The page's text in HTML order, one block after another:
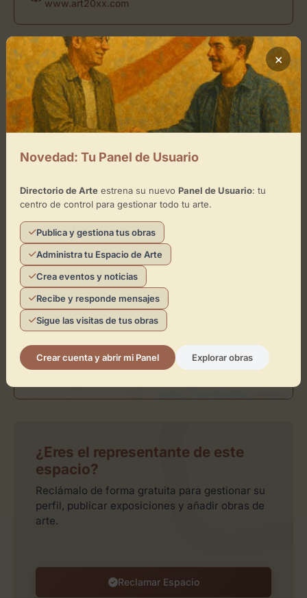
www.art20xx.com
Ubicación de Galería de Arte Luis
Burgos
Cómo llegar
×
+
Toca el mapa para interactuar
Activar Mapa
¿Eres el representante de este
espacio?
Reclámalo de forma gratuita para gestionar su
perfil, publicar exposiciones y añadir obras de
arte.
Reclamar Espacio
×
Novedad: Tu Panel de Usuario
Directorio de Arteestrena su nuevo Panel de Usuario: tu
centro de control para gestionar todo tu arte.
Publica y gestiona tus obras
Administra tu Espacio de Arte
Crea eventos y noticias
Recibe y responde mensajes
Sigue las visitas de tus obras
Crear cuenta y abrir mi Panel Explorar obras